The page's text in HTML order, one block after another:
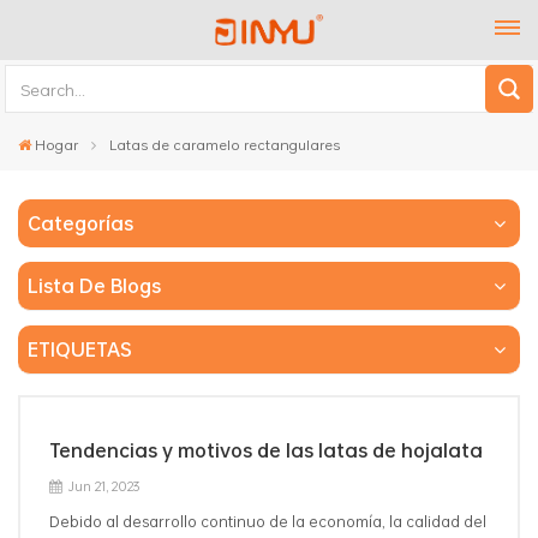
Hogar Latas de caramelo rectangulares
Categorías
Lista De Blogs
ETIQUETAS
Tendencias y motivos de las latas de hojalata
Jun 21, 2023
Debido al desarrollo continuo de la economía, la calidad del